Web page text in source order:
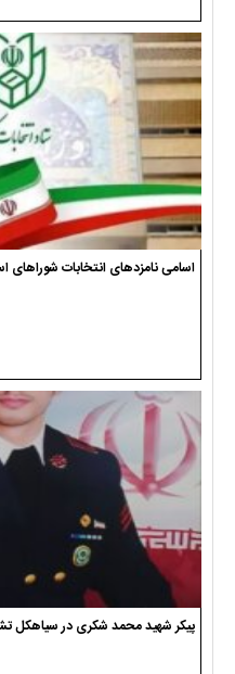
اسامی نامزدهای انتخابات شوراهای
پیکر شهید محمد شکری در سیاهکل